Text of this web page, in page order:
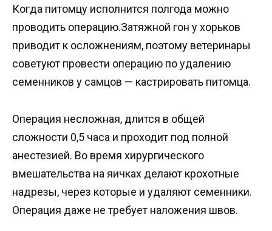
Когда питомцу исполнится полгода можно
проводить операцию.Затяжной гон у хорьков
приводит к осложнениям, поэтому ветеринары
советуют провести операцию по удалению
семенников у самцов — кастрировать питомца.
Операция несложная, длится в общей
сложности 0,5 часа и проходит под полной
анестезией. Во время хирургического
вмешательства на яичках делают крохотные
надрезы, через которые и удаляют семенники.
Операция даже не требует наложения швов.